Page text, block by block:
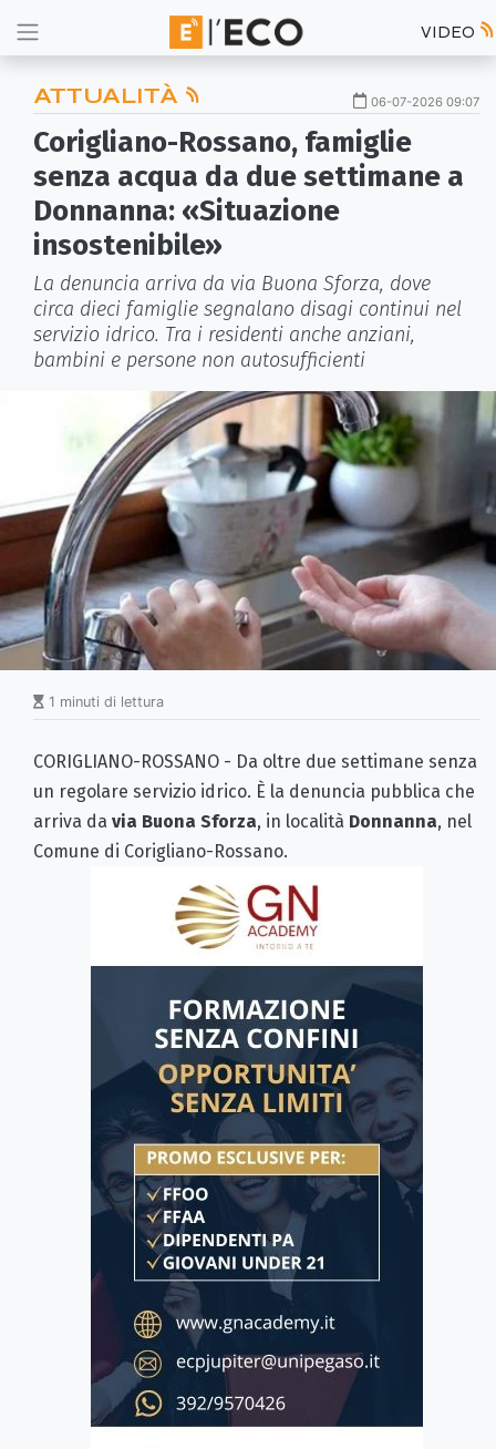
VIDEO
ATTUALITÀ 06-07-2026 09:07
Corigliano-Rossano, famiglie
senza acqua da due settimane a
Donnanna: «Situazione
insostenibile»
La denuncia arriva da via Buona Sforza, dove
circa dieci famiglie segnalano disagi continui nel
servizio idrico. Tra i residenti anche anziani,
bambini e persone non autosufficienti
1 minuti di lettura
CORIGLIANO-ROSSANO - Da oltre due settimane senza
un regolare servizio idrico. È la denuncia pubblica che
arriva da via Buona Sforza, in località Donnanna, nel
Comune di Corigliano-Rossano.